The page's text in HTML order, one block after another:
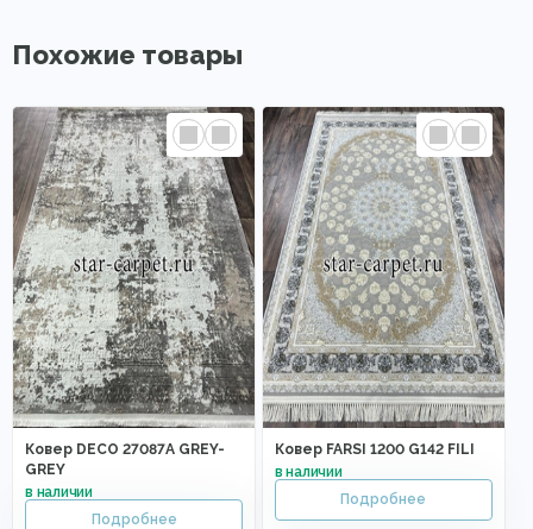
Похожие товары
Ковер DECO 27087A GREY-
GREY
Ковер FARSI 1200 G142 FILI